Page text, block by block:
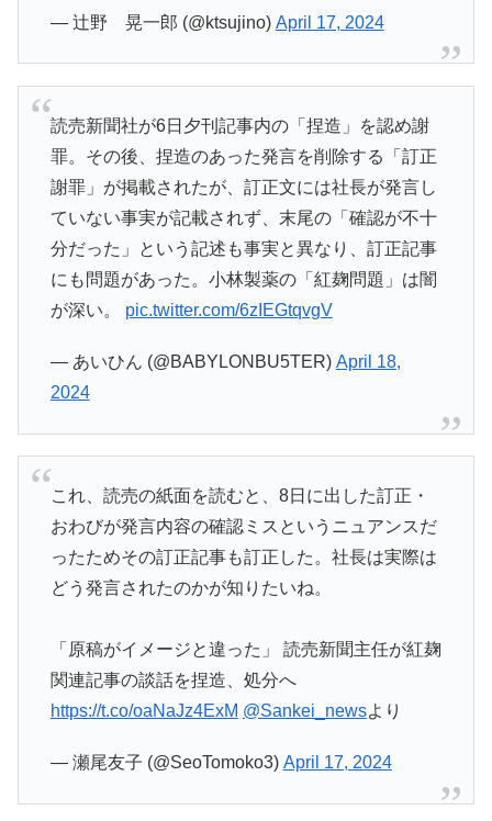
— 辻野 晃一郎 (@ktsujino) April 17, 2024
読売新聞社が6日夕刊記事内の「捏造」を認め謝
罪。その後、捏造のあった発言を削除する「訂正
謝罪」が掲載されたが、訂正文には社長が発言し
ていない事実が記載されず、末尾の「確認が不十
分だった」という記述も事実と異なり、訂正記事
にも問題があった。小林製薬の「紅麹問題」は闇
が深い。 pic.twitter.com/6zIEGtqvgV
— あいひん (@BABYLONBU5TER) April 18,
2024
これ、読売の紙面を読むと、8日に出した訂正・
おわびが発言内容の確認ミスというニュアンスだ
ったためその訂正記事も訂正した。社長は実際は
どう発言されたのかが知りたいね。
「原稿がイメージと違った」 読売新聞主任が紅麹
関連記事の談話を捏造、処分へ
https://t.co/oaNaJz4ExM @Sankei_newsより
— 瀬尾友子 (@SeoTomoko3) April 17, 2024